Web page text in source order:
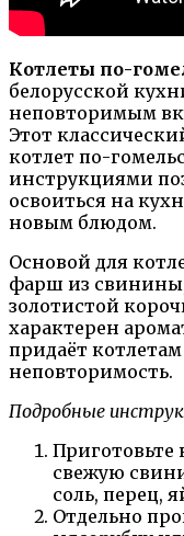
Котлеты по-
белорусской
неповторимым
Этот
котлет по-
инструкциями
освоиться на
новым блюдом.
Основой для
фарш из
золотистой
характерен
придаёт
неповторимость.
Подробные
свежую
соль, перец,
Отдельно